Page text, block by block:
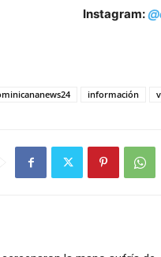
Instagram:
información